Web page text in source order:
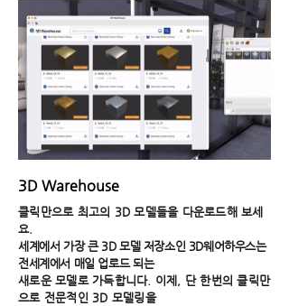
3D Warehouse
클릭만으로 최고의 3D 모델들을 다운로드해 보세
요.
세계에서 가장 큰 3D 모델 저장소인 3D웨어하우스는
전세계에서 매일 업로드​ 되는
새로운 모델로 가득합니다. 이제, 단 한번의 클릭만
으로 전문적인 3D 모델링을